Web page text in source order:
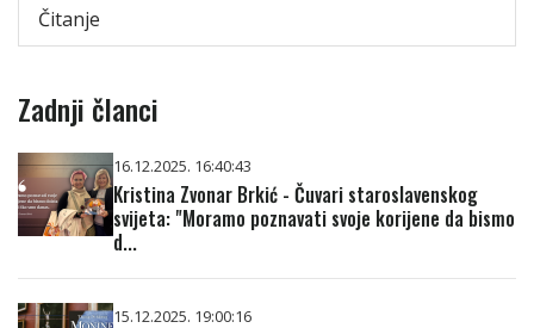
Čitanje
Zadnji članci
16.12.2025. 16:40:43
Kristina Zvonar Brkić - Čuvari staroslavenskog
svijeta: "Moramo poznavati svoje korijene da bismo
d...
15.12.2025. 19:00:16